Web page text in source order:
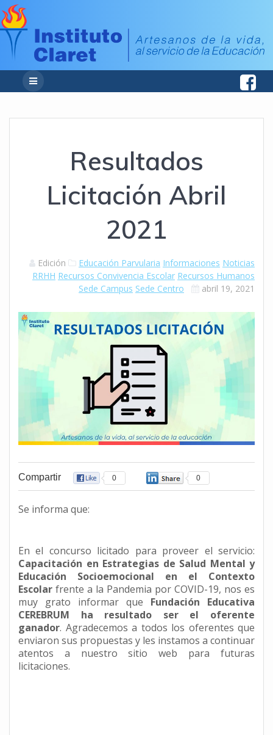
Resultados
Licitación Abril
2021
Edición Educación Parvularia Informaciones Noticias
RRHH Recursos Convivencia Escolar Recursos Humanos
Sede Campus Sede Centro abril 19, 2021
Compartir 0 0
Se informa que:
En el concurso licitado para proveer el servicio:
Capacitación en Estrategias de Salud Mental y
Educación Socioemocional en el Contexto
Escolar frente a la Pandemia por COVID-19, nos es
muy grato informar que Fundación Educativa
CEREBRUM
ha resultado ser el oferente
ganador. Agradecemos a todos los oferentes que
enviaron sus propuestas y les instamos a continuar
atentos a nuestro sitio web para futuras
licitaciones.